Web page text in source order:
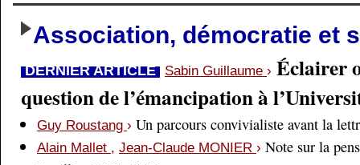
Association, démocratie et
DERNIER ARTICLE Sabin Guillaume › Éclairer
question de l’émancipation à
Guy Roustang › Un parcours convivialiste avant la
Alain Mallet , Jean-Claude MONIER › Note sur la